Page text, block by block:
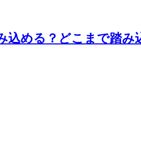
込める？どこまで踏み